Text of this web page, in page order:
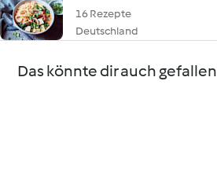
16 Rezepte
Deutschland
Das könnte dir auch gefallen